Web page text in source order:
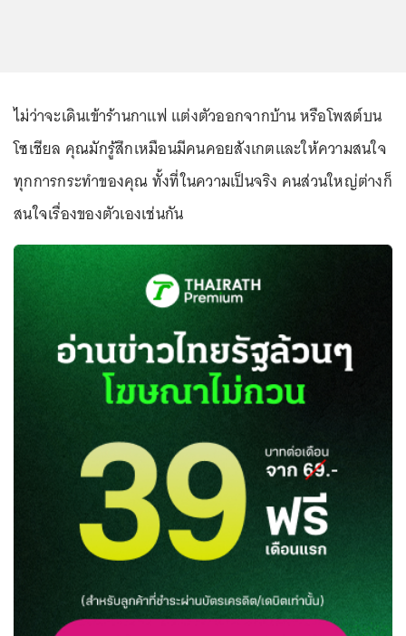
ไม่ว่าจะเดินเข้าร้านกาแฟ แต่งตัวออกจากบ้าน หรือโพสต์บน
โซเชียล คุณมักรู้สึกเหมือนมีคนคอยสังเกตและให้ความสนใจ
ทุกการกระทำของคุณ ทั้งที่ในความเป็นจริง คนส่วนใหญ่ต่างก็
สนใจเรื่องของตัวเองเช่นกัน